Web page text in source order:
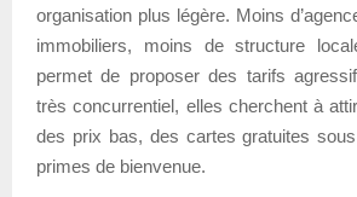
organisation plus légère. Moins
immobiliers, moins de structure
permet de proposer des tarifs
très concurrentiel, elles cherchent à
des prix bas, des cartes gratuites
primes de bienvenue.